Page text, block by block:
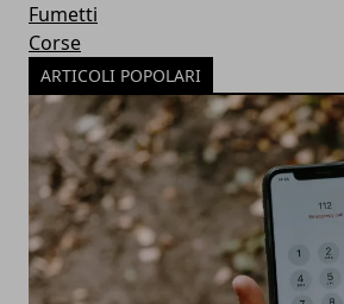
Fumetti
Corse
ARTICOLI POPOLARI